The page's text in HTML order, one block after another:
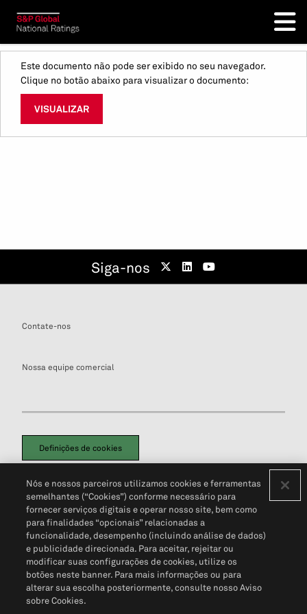
Este documento não pode ser exibido no seu navegador.
Clique no botão abaixo para visualizar o documento:
VISUALIZAR
Siga-nos
Contate-nos
Nossa equipe comercial
Definições de cookies
Política de PrivacidadePortal de privacidade do cliente (em inglês)
Não Venda Minhas Informações Pessoais© 2026 S&P Global
Nós e nossos parceiros utilizamos cookies e ferramentas
semelhantes (“Cookies”) conforme necessário para
fornecer serviços digitais e operar nosso site, bem como
para finalidades “opcionais” relacionadas a
funcionalidade, desempenho (incluindo análise de dados)
e publicidade direcionada. Para aceitar, rejeitar ou
modificar suas configurações de cookies, utilize os
botões neste banner. Para mais informações ou para
alterar sua escolha posteriormente, consulte nosso Aviso
sobre Cookies.